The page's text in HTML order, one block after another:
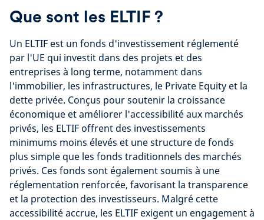
Que sont les ELTIF ?
Un ELTIF est un fonds d'investissement réglementé
par l'UE qui investit dans des projets et des
entreprises à long terme, notamment dans
l'immobilier, les infrastructures, le Private Equity et la
dette privée. Conçus pour soutenir la croissance
économique et améliorer l'accessibilité aux marchés
privés, les ELTIF offrent des investissements
minimums moins élevés et une structure de fonds
plus simple que les fonds traditionnels des marchés
privés. Ces fonds sont également soumis à une
réglementation renforcée, favorisant la transparence
et la protection des investisseurs. Malgré cette
accessibilité accrue, les ELTIF exigent un engagement à